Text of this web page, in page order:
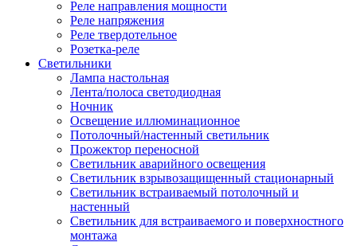
Реле направления мощности
Реле напряжения
Реле твердотельное
Розетка-реле
Светильники
Лампа настольная
Лента/полоса светодиодная
Ночник
Освещение иллюминационное
Потолочный/настенный светильник
Прожектор переносной
Светильник аварийного освещения
Светильник взрывозащищенный стационарный
Светильник встраиваемый потолочный и
настенный
Светильник для встраиваемого и поверхностного
монтажа